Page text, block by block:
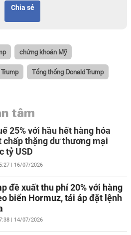
Chia sẻ
chứng khoán Mỹ
Tổng thống Donald Trump
tâm
25% với hầu hết hàng hóa
chấp thặng dư thương mại
tỷ USD
| 16/07/2026
đề xuất thu phí 20% với hàng
biển Hormuz, tái áp đặt lệnh
| 14/07/2026